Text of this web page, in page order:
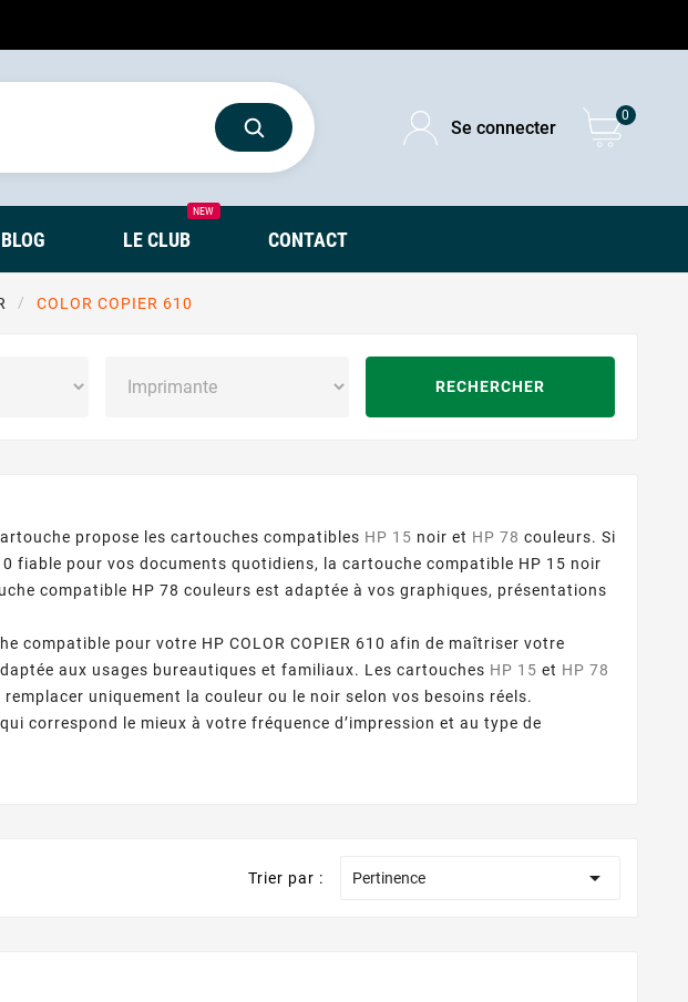
Se connecter
0
BLOG LE CLUB
NEW
CONTACT
COLOR COPIER 610
RECHERCHER
propose les cartouches compatibles HP 15 noir et HP 78 couleurs. Si
fiable pour vos documents quotidiens, la cartouche compatible HP 15 noir
compatible HP 78 couleurs est adaptée à vos graphiques, présentations
compatible pour votre HP COLOR COPIER 610 afin de maîtriser votre
aux usages bureautiques et familiaux. Les cartouches HP 15 et HP 78
uniquement la couleur ou le noir selon vos besoins réels.
correspond le mieux à votre fréquence d’impression et au type de
Trier par : Pertinence 